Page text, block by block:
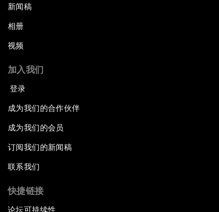
新闻稿
相册
视频
加入我们
登录
成为我们的合作伙伴
成为我们的会员
订阅我们的新闻稿
联系我们
快捷链接
论坛可持续性